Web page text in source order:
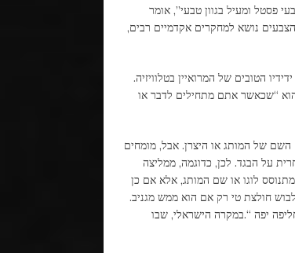
פסטל ומעיל בגוון טבעי”, אומר
הצבעים נושא למחקרים אקדמיים רבים,
הטובים של המרואיין בטלוויזיה.
“שכאשר אתם מתחילים לדבר או
של המותג או היצרן. אבל, מומחים
על הבגד. לכן, כדוגמה, ממליצה
לוגו או שם המותג, אלא אם כן
חולצת טי רק אם הוא ממש מגניב.
יפה “.במקרה הישראלי, שבו